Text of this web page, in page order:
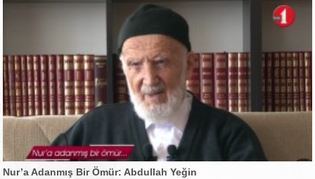
Nur’a Adanmış Bir Ömür: Abdullah Yeğin